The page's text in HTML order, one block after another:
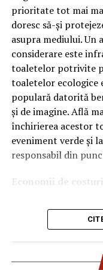
OEM.
Ce înseamnă
DenumireaVMP
pentru motoare
ridicate și
constructorilor auto.
Acest produs este
moderne pe benzină
catalizatoare
sisteme
prioritate tot mai
doresc să-și
asupra mediului. Un
considerare este
toaletelor potrivite
toaletelor ecologice
populară datorită
și de imagine. Află
închirierea acestor
eveniment verde și
responsabil din
Economii de
Unul dintre cele
închiriere toalete
termen lung,
construirea unei